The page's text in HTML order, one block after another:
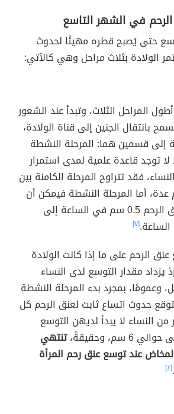
في الشهر التاسع
حتى يُصبح قطره مهيئًا لحدوث
الولادة بثلاث مراحل وهي كالآتي:
المراحل الثلاث، وتبدأ عند الشعور
بانتقال الجنين إلى قناة الولادة،
إلى قسمين هما: المرحلة النشطة
لا توجد قاعدة علمية لمدى استمرار
فقد تتراوح المرحلة الكامنة بين
أما المرحلة النشطة فيمكن أن
تتراوح بين توسع عنق الرحم 0.5 سم في الساعة إلى
[٧]
الرحم على ما إذا كانت الولادة
يزداد مقدار التوسع لدى النساء
وعمومًا، بمجرد بدء المرحلة النشطة
حدوث اتساع ثابت لعنق الرحم كل
النساء لا يبدأ لديهن التوسع
وحقيقةً،
تنتهي
عند توسع عنق رحم المرأة
.[٤]